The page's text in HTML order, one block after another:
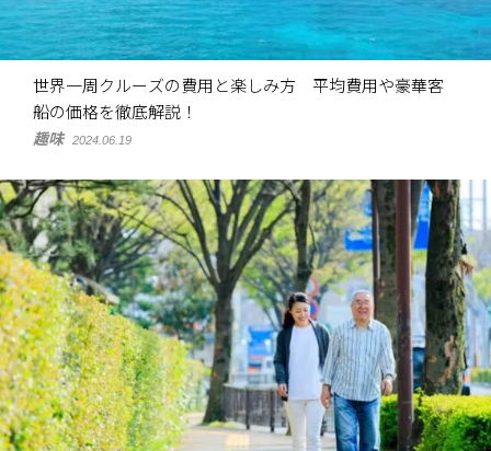
世界一周クルーズの費用と楽しみ方 平均費用や豪華客
船の価格を徹底解説！
趣味 2024.06.19